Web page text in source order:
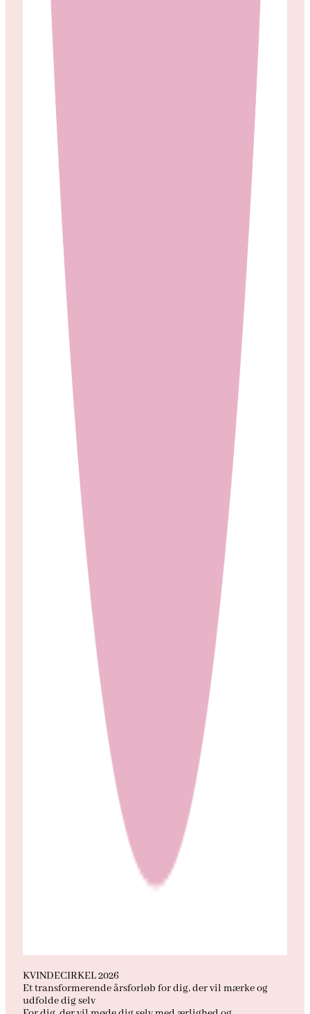
KVINDECIRKEL 2026
Et transformerende årsforløb for dig, der vil mærke og
udfolde dig selv